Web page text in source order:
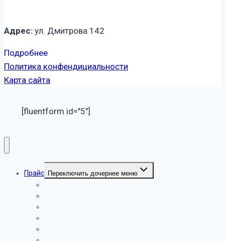
Адрес: ул. Дмитрова 142
Подробнее
Политика конфендициальности
Карта сайта
[fluentform id="5"]
Прайс Переключить дочернее меню